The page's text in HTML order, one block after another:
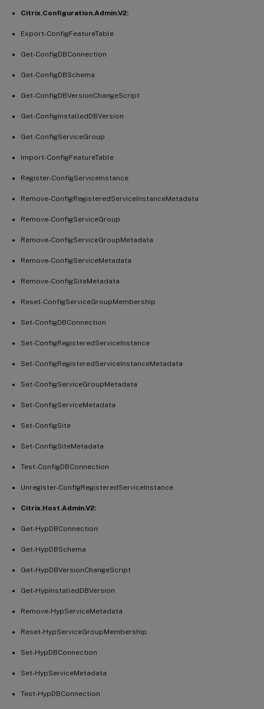
Citrix.Configuration.Admin.V2:
Export-ConfigFeatureTable
Get-ConfigDBConnection
Get-ConfigDBSchema
Get-ConfigDBVersionChangeScript
Get-ConfigInstalledDBVersion
Get-ConfigServiceGroup
Import-ConfigFeatureTable
Register-ConfigServiceInstance
Remove-ConfigRegisteredServiceInstanceMetadata
Remove-ConfigServiceGroup
Remove-ConfigServiceGroupMetadata
Remove-ConfigServiceMetadata
Remove-ConfigSiteMetadata
Reset-ConfigServiceGroupMembership
Set-ConfigDBConnection
Set-ConfigRegisteredServiceInstance
Set-ConfigRegisteredServiceInstanceMetadata
Set-ConfigServiceGroupMetadata
Set-ConfigServiceMetadata
Set-ConfigSite
Set-ConfigSiteMetadata
Test-ConfigDBConnection
Unregister-ConfigRegisteredServiceInstance
Citrix.Host.Admin.V2:
Get-HypDBConnection
Get-HypDBSchema
Get-HypDBVersionChangeScript
Get-HypInstalledDBVersion
Remove-HypServiceMetadata
Reset-HypServiceGroupMembership
Set-HypDBConnection
Set-HypServiceMetadata
Test-HypDBConnection